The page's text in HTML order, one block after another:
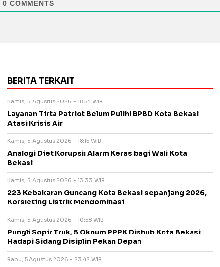
0 COMMENTS
BERITA TERKAIT
Kamis, 6 Agustus 2026 - 18:54 WIB
Layanan Tirta Patriot Belum Pulih! BPBD Kota Bekasi
Atasi Krisis Air
Kamis, 6 Agustus 2026 - 18:15 WIB
Analogi Diet Korupsi: Alarm Keras bagi Wali Kota
Bekasi
Kamis, 6 Agustus 2026 - 13:33 WIB
223 Kebakaran Guncang Kota Bekasi sepanjang 2026,
Korsleting Listrik Mendominasi
Kamis, 6 Agustus 2026 - 10:58 WIB
Pungli Sopir Truk, 5 Oknum PPPK Dishub Kota Bekasi
Hadapi Sidang Disiplin Pekan Depan
Rabu, 5 Agustus 2026 - 23:42 WIB